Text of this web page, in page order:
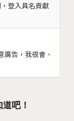
登入具名貢獻
廣告，我很會、
吧！